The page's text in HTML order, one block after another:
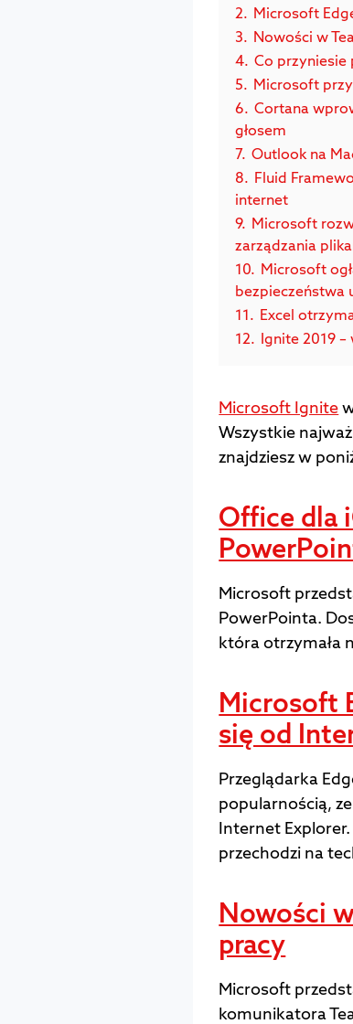
2. Microsoft
3. Nowości w
4. Co przyniesie
5. Microsoft
6. Cortana
głosem
7. Outlook na
8. Fluid
internet
9. Microsoft
zarządzania
10. Microsoft
bezpieczeństwa
11. Excel
12. Ignite 2019
Microsoft Ignite
Wszystkie
znajdziesz w
Office dla
Microsoft
PowerPointa.
która otrzymała
Microsoft
się od
Przeglądarka
popularnością,
Internet
przechodzi na
Nowości
pracy
Microsoft
komunikatora